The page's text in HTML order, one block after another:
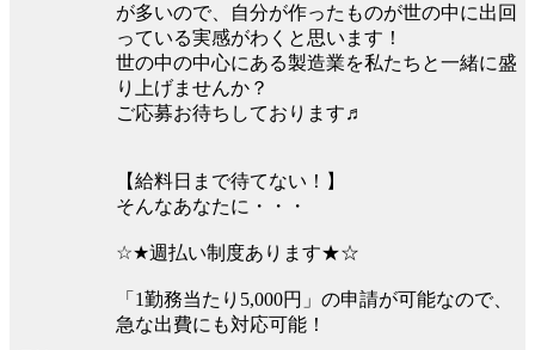
が多いので、自分が作ったものが世の中に出回
っている実感がわくと思います！
世の中の中心にある製造業を私たちと一緒に盛
り上げませんか？
ご応募お待ちしております♬
【給料日まで待てない！】
そんなあなたに・・・
☆★週払い制度あります★☆
「1勤務当たり5,000円」の申請が可能なので、
急な出費にも対応可能！